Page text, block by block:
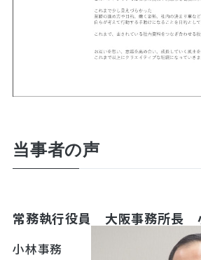
当事者の声
常務執行役員 大阪事務所長
小林事務